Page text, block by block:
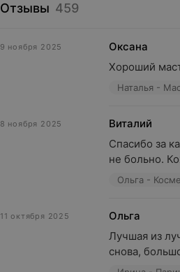
Отзывы 459
9 ноября 2025
Оксана
Хороший
Наталья -
8 ноября 2025
Виталий
Спасибо за
не больно.
Ольга -
11 октября 2025
Ольга
Лучшая из
снова,